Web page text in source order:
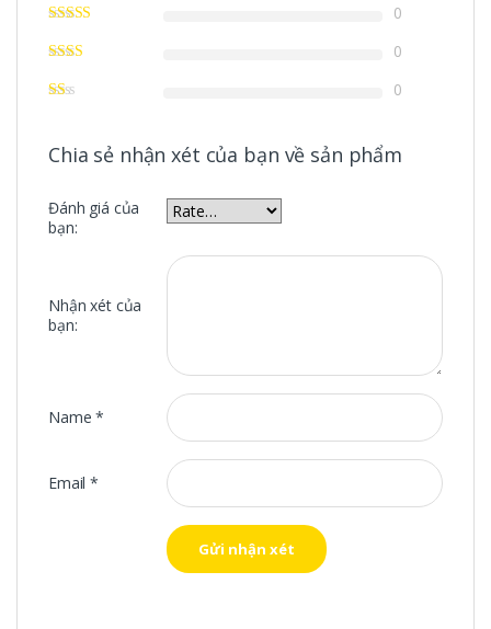
0
0
0
Chia sẻ nhận xét của bạn về sản phẩm
Đánh giá của
bạn:
Nhận xét của
bạn:
Name*
Email*